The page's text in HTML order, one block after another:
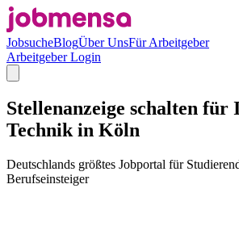
JobsucheBlogÜber UnsFür Arbeitgeber
Arbeitgeber Login
Stellenanzeige schalten
Technik in Köln
Deutschlands größtes Jobportal für
Berufseinsteiger